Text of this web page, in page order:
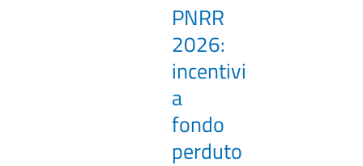
PNRR
2026:
incentivi
a
fondo
perduto